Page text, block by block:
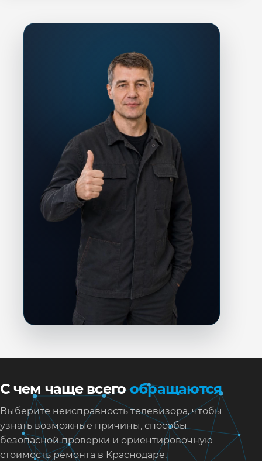
С чем чаще всегообращаются
Выберите неисправность телевизора, чтобы
узнать возможные причины, способы
безопасной проверки и ориентировочную
стоимость ремонта в Краснодаре.